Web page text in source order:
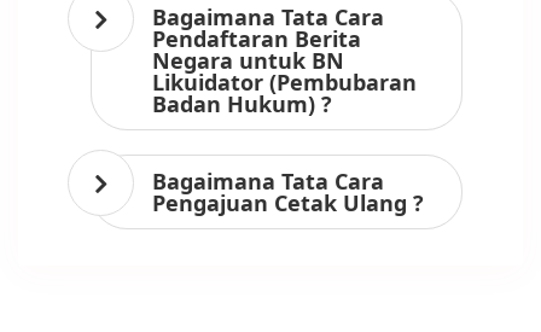
Bagaimana Tata Cara
Pendaftaran Berita
Negara untuk BN
Likuidator (Pembubaran
Badan Hukum) ?
Bagaimana Tata Cara
Pengajuan Cetak Ulang ?